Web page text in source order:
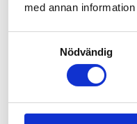
med annan
Nödvändig